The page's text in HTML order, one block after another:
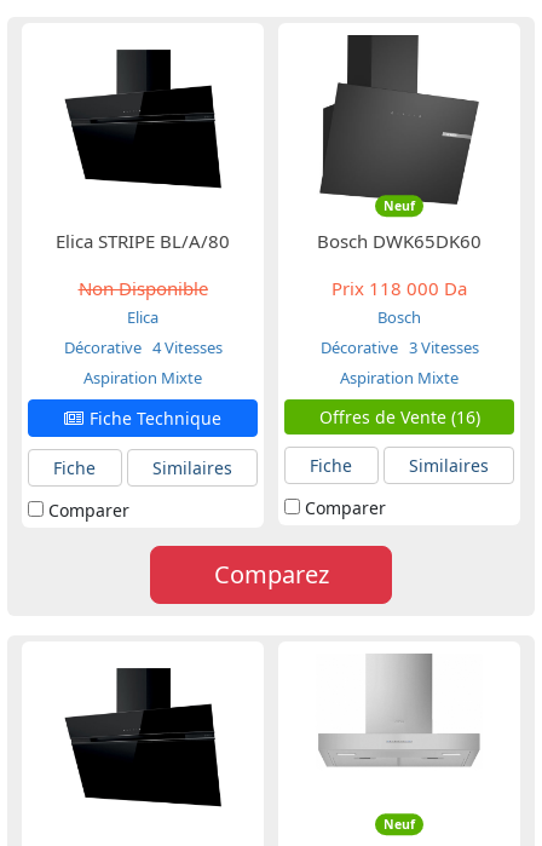
Elica STRIPE BL/A/80
Non Disponible
Elica
Décorative 4 Vitesses
Aspiration Mixte
Fiche Technique
Fiche
Similaires
Comparer
Neuf
Bosch DWK65DK60
Prix 118 000 Da
Bosch
Décorative 3 Vitesses
Aspiration Mixte
Offres de Vente (16)
Fiche
Similaires
Comparer
Comparez
Neuf